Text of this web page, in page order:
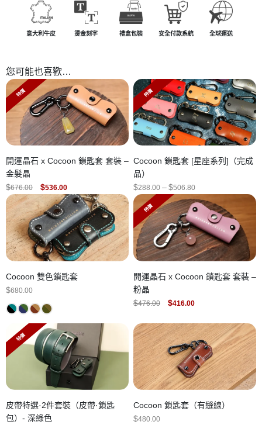
意大利牛皮 燙金刻字 禮盒包裝 安全付款系統 全球運送
您可能也喜歡…
特價
開運晶石 x Cocoon 鎖匙套 套裝 –
金髮晶
$676.00
ORIGINAL
PRICE
WAS:
$676.00.
$536.00CURRENT
PRICE
IS:
$536.00.
特價
Cocoon 鎖匙套 [星座系列]（完成
品）
$288.00 –$506.80PRICE
RANGE:
$288.00
THROUGH
$506.80
Cocoon 雙色鎖匙套
$680.00
特價
開運晶石 x Cocoon 鎖匙套 套裝 –
粉晶
$476.00
ORIGINAL
$476.00.
$416.00CURRENT
$416.00.
特價
皮帶特選·2件套裝（皮帶·鎖匙
包）- 深綠色
Cocoon 鎖匙套（有縫線）
$480.00